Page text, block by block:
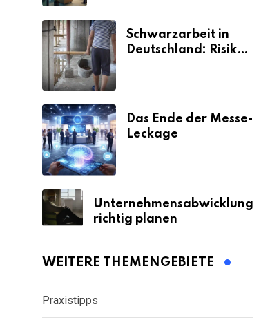
Schwarzarbeit in
Deutschland: Risiken
Das Ende der Messe-
Leckage
Unternehmensabwicklung
richtig planen
WEITERE THEMENGEBIETE
Praxistipps